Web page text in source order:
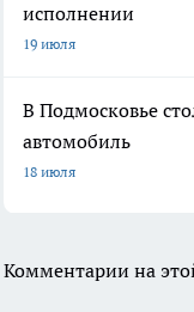
исполнении
19 июля
В Подмосковье
автомобиль
18 июля
Комментарии на